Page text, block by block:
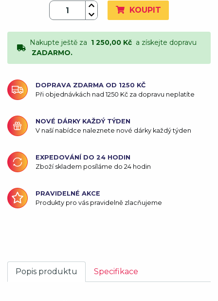
KOUPIT
Nakupte ještě za 1 250,00 Kč a získejte dopravu
ZADARMO.
DOPRAVA ZDARMA OD 1250 KČ
Při objednávkách nad 1250 Kč za dopravu neplatíte
NOVÉ DÁRKY KAŽDÝ TÝDEN
V naší nabídce naleznete nové dárky každý týden
EXPEDOVÁNÍ DO 24 HODIN
Zboží skladem posíláme do 24 hodin
PRAVIDELNÉ AKCE
Produkty pro vás pravidelně zlacňujeme
Popis produktu Specifikace